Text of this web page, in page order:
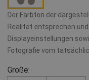
Der Farbton der
Realität entsprechen
Displayeinstellungen
Fotografie vom
Größe: